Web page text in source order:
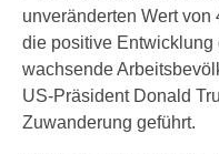
unveränderten Wert von
die positive Entwicklung
wachsende
US-Präsident Donald
Zuwanderung geführt.